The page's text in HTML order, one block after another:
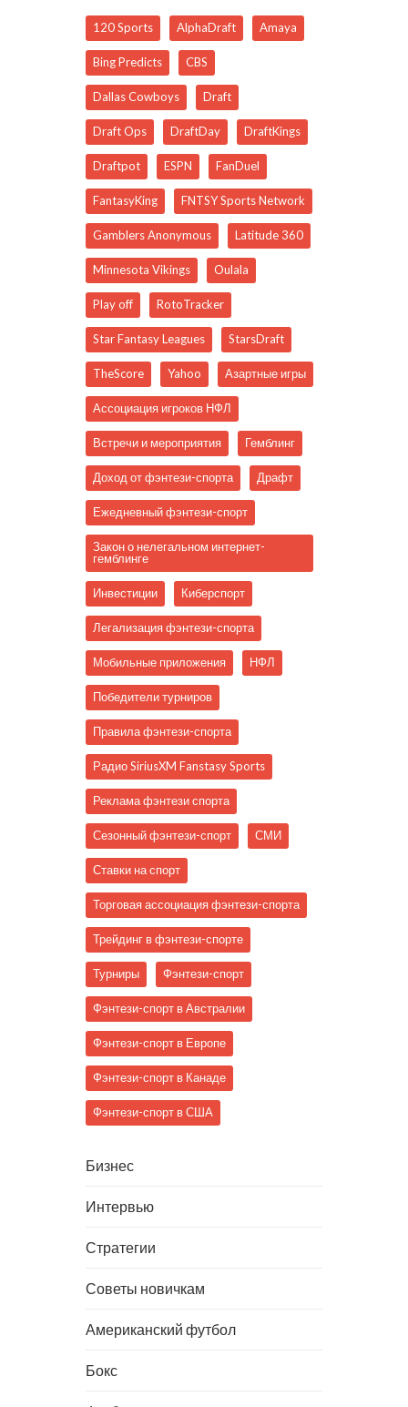
120 Sports AlphaDraft Amaya
Bing Predicts CBS
Dallas Cowboys Draft
Draft Ops DraftDay DraftKings
Draftpot ESPN FanDuel
FantasyKing FNTSY Sports Network
Gamblers Anonymous Latitude 360
Minnesota Vikings Oulala
Play off RotoTracker
Star Fantasy Leagues StarsDraft
TheScore Yahoo Азартные игры
Ассоциация игроков НФЛ
Встречи и мероприятия Гемблинг
Доход от фэнтези-спорта Драфт
Ежедневный фэнтези-спорт
Закон о нелегальном интернет-
гемблинге
Инвестиции Киберспорт
Легализация фэнтези-спорта
Мобильные приложения НФЛ
Победители турниров
Правила фэнтези-спорта
Радио SiriusXM Fanstasy Sports
Реклама фэнтези спорта
Сезонный фэнтези-спорт СМИ
Ставки на спорт
Торговая ассоциация фэнтези-спорта
Трейдинг в фэнтези-спорте
Турниры Фэнтези-спорт
Фэнтези-спорт в Австралии
Фэнтези-спорт в Европе
Фэнтези-спорт в Канаде
Фэнтези-спорт в США
Бизнес
Интервью
Стратегии
Советы новичкам
Американский футбол
Бокс